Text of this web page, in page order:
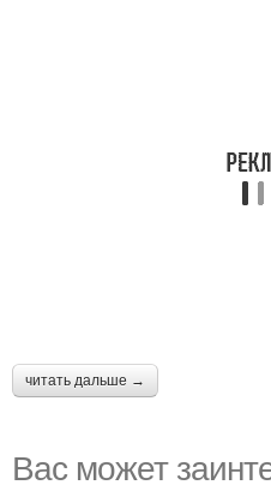
читать дальше →
Вас может